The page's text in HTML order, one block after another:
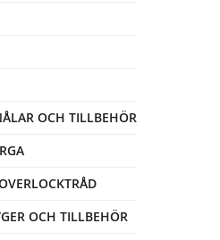
OCH TILLBEHÖR
OCH TILLBEHÖR